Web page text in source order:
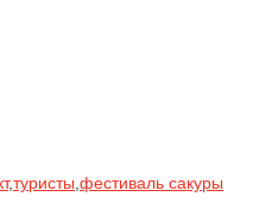
,туристы фестиваль сакуры